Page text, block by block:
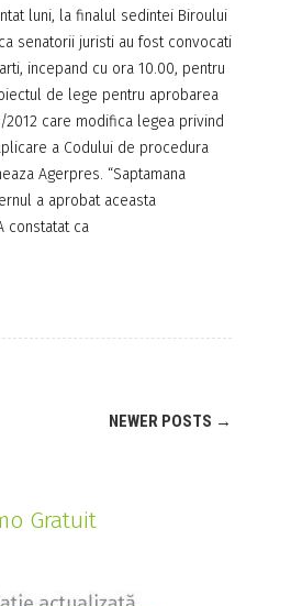
luni, la finalul sedintei Biroului
senatorii juristi au fost convocati
incepand cu ora 10.00, pentru
de lege pentru aprobarea
2012 care modifica legea privind
a Codului de procedura
Agerpres. “Saptamana
a aprobat aceasta
constatat ca
NEWER POSTS →
Gratuit